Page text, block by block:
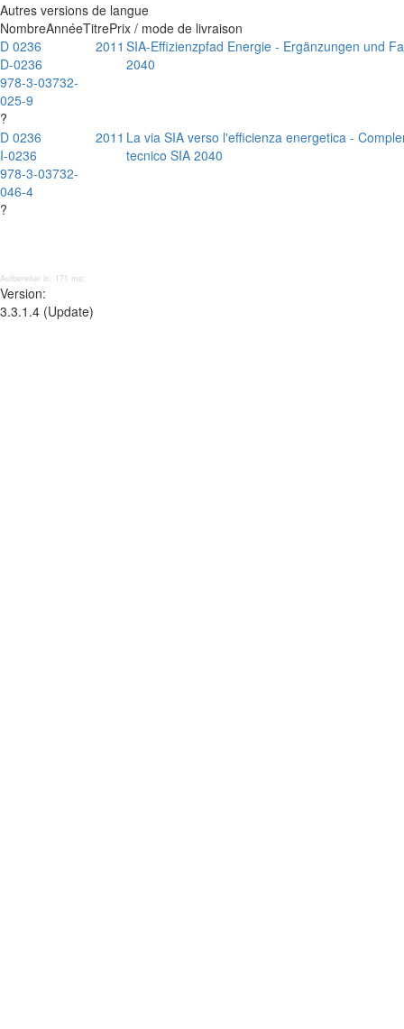
Autres versions de langue
NombreAnnéeTitrePrix / mode de livraison
D 0236
D-0236
978-3-03732-
025-9
?
2011 SIA-Effizienzpfad Energie - Ergänzungen und
2040
D 0236
I-0236
978-3-03732-
046-4
?
2011 La via SIA verso l'efficienza energetica -
tecnico SIA 2040
Aufbereitet in: 171 ms;
Version:
3.3.1.4 (Update)